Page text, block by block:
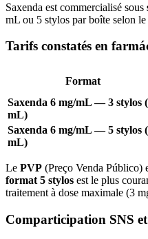
Saxenda est commercialisé sous
mL ou 5 stylos par boîte selon
Tarifs constatés en
Format
Saxenda 6 mg/mL — 3 stylos
mL)
Saxenda 6 mg/mL — 5 stylos
mL)
Le PVP (Preço Venda
format 5 stylos est le plus
traitement à dose maximale (3
Comparticipation SNS